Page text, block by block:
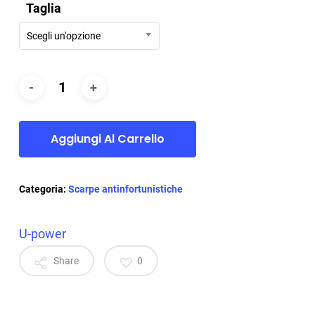
Taglia
Scegli un'opzione
Aggiungi Al Carrello
Categoria: Scarpe antinfortunistiche
U-power
Share 0